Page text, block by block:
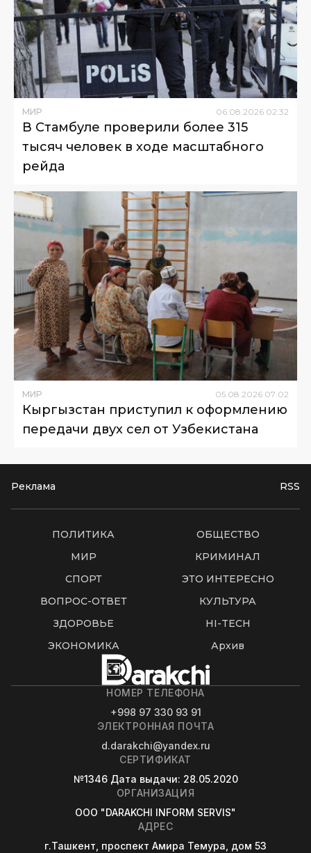
МИР 06 08 2026 02:32
В Стамбуле проверили более 315
тысяч человек в ходе масштабного
рейда
МИР 05 08 2026 07:02
Кыргызстан приступил к оформлению
передачи двух сел от Узбекистана
Реклама RSS
ПОЛИТИКА
ОБЩЕСТВО
МИР
КРИМИНАЛ
СПОРТ
ЭТО ИНТЕРЕСНО
ВОПРОС-ОТВЕТ
КУЛЬТУРА
ЗДОРОВЬЕ
HI-TECH
ЭКОНОМИКА
Архив
НОМЕР ТЕЛЕФОНА
+998 97 330 93 91
ЭЛЕКТРОННАЯ ПОЧТА
d.darakchi@yandex.ru
СЕРТИФИКАТ
№1346 Дата выдачи: 28.05.2020
ОРГАНИЗАЦИЯ
OOO "DARAKCHI INFORM SERVIS"
АДРЕС
г.Ташкент, проспект Амира Темура, дом 53